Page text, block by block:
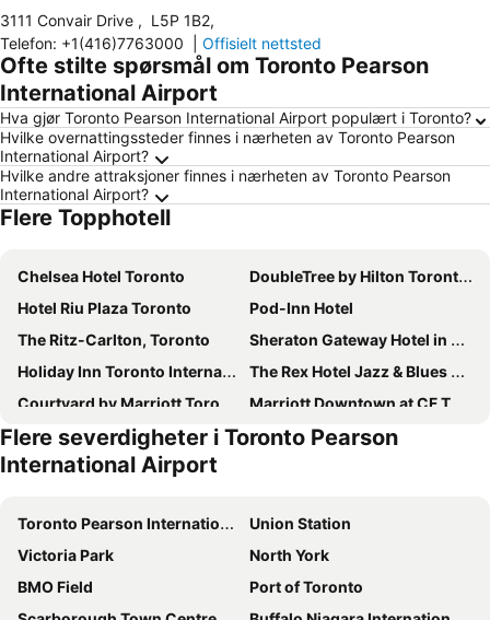
3111 Convair Drive , L5P 1B2,
Telefon: +1(416)7763000 Offisielt nettsted
Ofte stilte spørsmål om Toronto Pearson
International Airport
Hva gjør Toronto Pearson International Airport populært i Toronto?
Hvilke overnattingssteder finnes i nærheten av Toronto Pearson
International Airport?
Hvilke andre attraksjoner finnes i nærheten av Toronto Pearson
International Airport?
Flere Topphotell
Chelsea Hotel Toronto
DoubleTree by Hilton Toronto Downtown
Hotel Riu Plaza Toronto
Pod-Inn Hotel
The Ritz-Carlton, Toronto
Sheraton Gateway Hotel in Toronto International Airport
Holiday Inn Toronto International Airport By Ihg
The Rex Hotel Jazz & Blues Bar
Courtyard by Marriott Toronto Downtown
Marriott Downtown at CF Toronto Eaton Centre
Chestnut Residence and Conference Centre - University of Toronto
Dragon Gate Inn
Residence Inn by Marriott Toronto Downtown / Entertainment District
Hampton Inn & Suites by Hilton Toronto Airport
Best Western Premier Toronto Airport Carlingview Hotel
Life Suites Loft - CN Tower
Hilton Toronto
SoHo Hotel Toronto
Crowne Plaza Toronto Airport by IHG
Flere severdigheter i Toronto Pearson
International Airport
Toronto Pearson International Airport
Union Station
Victoria Park
North York
BMO Field
Port of Toronto